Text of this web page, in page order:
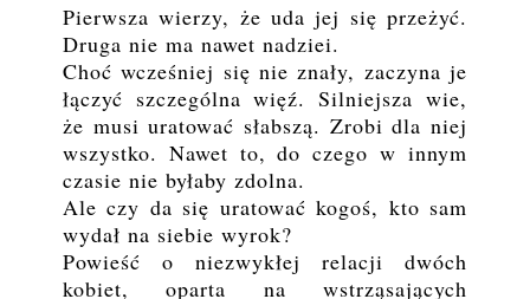
Pierwsza wierzy, że uda jej się przeżyć.
Druga nie ma nawet nadziei.
Choć wcześniej się nie znały, zaczyna je
łączyć szczególna więź. Silniejsza wie,
że musi uratować słabszą. Zrobi dla niej
wszystko. Nawet to, do czego w innym
czasie nie byłaby zdolna.
Ale czy da się uratować kogoś, kto sam
wydał na siebie wyrok?
Powieść o niezwykłej relacji dwóch
kobiet, oparta na wstrząsających